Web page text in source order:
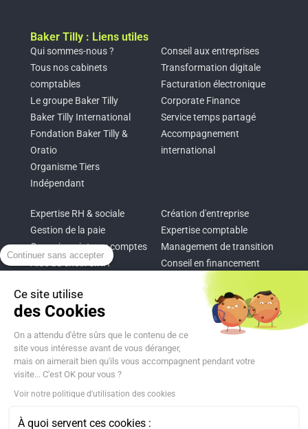
Continuer sans accepter
Ce site utilise
des Cookies
On a attendu d'être sûrs que le contenu de ce
site vous intéresse avant de vous déranger,
mais on aimerait bien qu'ils vous accompagnent pendant votre
visite... C'est OK pour vous ?
Voir notre politique d'utilisation des cookies
À quoi servent ces cookies :
Baker Tilly : Liens utiles
Qui sommes-nous ?
Tous nos cabinets
comptables
Le groupe Baker Tilly
Baker Tilly International
Fondation Baker Tilly &
Oratio
Organisme Tiers
Indépendant
Conseil aux entreprises
Transformation digitale
Facturation électronique
Corporate Finance
Service temps partagé
Accompagnement
international
Expertise RH & sociale
Gestion de la paie
Commissariat aux comptes
Aide au choix SIRH
Audit RSE
Création d'entreprise
Expertise comptable
Management de transition
Conseil en financement
Pilotage d’entreprise
Intégration de logiciels
Now, for tomorrow
Ce site web a été développé dans une démarche
En savoir plus sur l’écoconception